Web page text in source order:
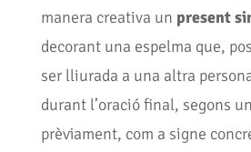
manera creativa un present
decorant una espelma que,
ser lliurada a una altra
durant l’oració final, segons
prèviament, com a signe